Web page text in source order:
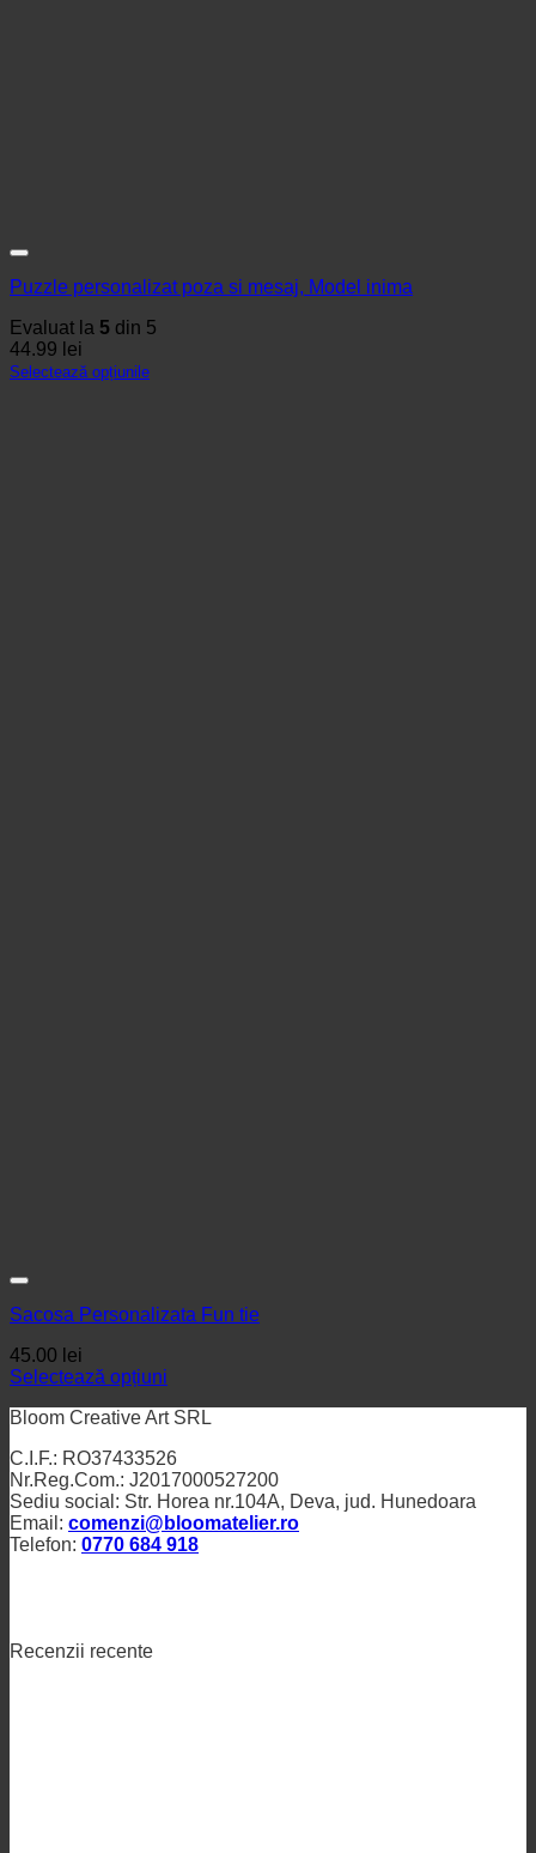
Puzzle personalizat poza si mesaj, Model inima
Evaluat la 5 din 5
44.99 lei
Selectează opțiunile
Sacosa Personalizata Fun tie
45.00 lei
Selectează opțiuni
Bloom Creative Art SRL
C.I.F.: RO37433526
Nr.Reg.Com.: J2017000527200
Sediu social: Str. Horea nr.104A, Deva, jud. Hunedoara
Email: comenzi@bloomatelier.ro
Telefon: 0770 684 918
Recenzii recente